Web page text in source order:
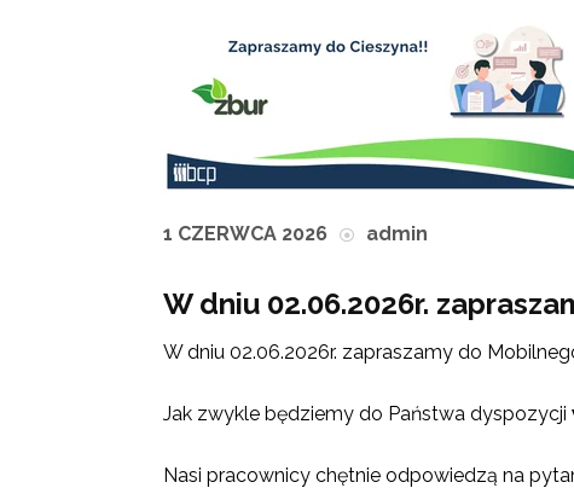
1 CZERWCA 2026 admin
W dniu 02.06.2026r.
W dniu 02.06.2026r. zapraszamy do
Jak zwykle będziemy do Państwa dyspozycji
Nasi pracownicy chętnie odpowiedzą na